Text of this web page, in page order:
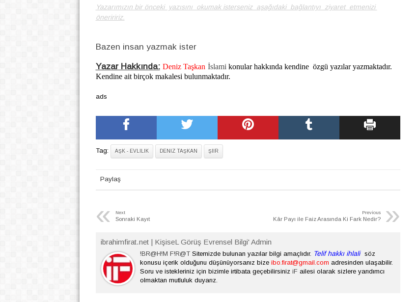
Yazarımızın bir önceki yazısını okumak isterseniz aşağıdaki bağlantıyı ziyaret etmenizi
öneriririz.
Bazen insan yazmak ister
Yazar Hakkında: Deniz Taşkan İslamikonular hakkında kendine özgü yazılar yazmaktadır.
Kendine ait birçok makalesi bulunmaktadır.
ads
Tag: AŞK - EVLILIK DENIZ TAŞKAN ŞIIR
Paylaş
« Next
Sonraki Kayıt »
Previous
Kâr Payı ile Faiz Arasında Ki Fark Nedir?
ibrahimfirat.net | KişiseL Görüş Evrensel Bilgi' Admin
!BR@H!M F!R@TSitemizde bulunan yazılar bilgi amaçlıdır. Telif hakkı ihlali
söz
konusu içerik olduğunu düşünüyorsanız bize ibo.firat@gmail.com adresinden ulaşabilir.
Soru ve istekleriniz için bizimle irtibata geçebilirsiniz iF ailesi olarak sizlere yarıdımcı
olmaktan mutluluk duyarız.